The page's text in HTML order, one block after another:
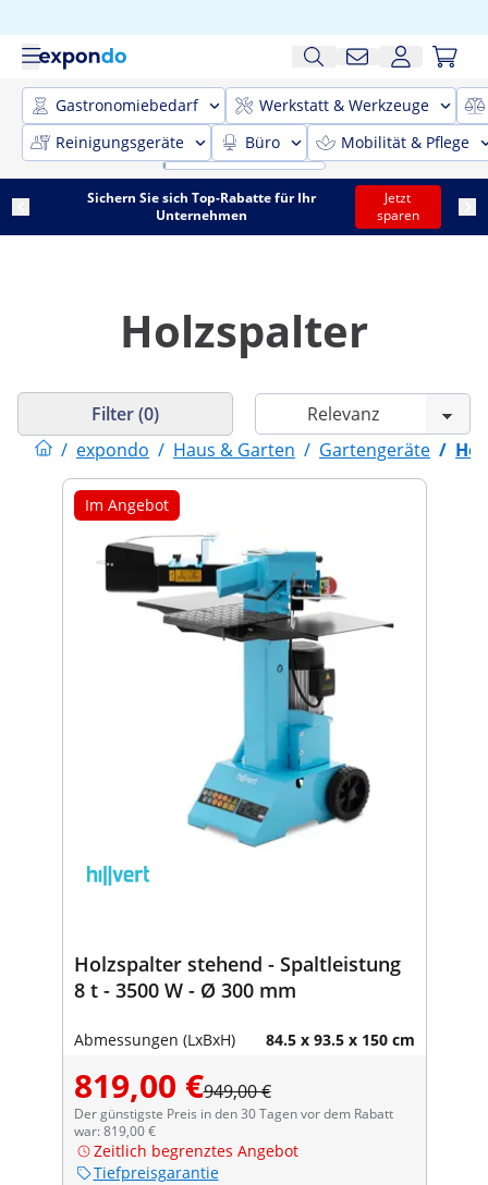
Gastronomiebedarf
Werkstatt & Werkzeuge
Reinigungsgeräte
Büro Mobilität & Pflege
Sichern Sie sich Top-Rabatte für Ihr
Unternehmen
Jetzt
sparen
Holzspalter
/ expondo / Haus & Garten / Gartengeräte /
Filter (0)
Im Angebot
Holzspalter stehend - Spaltleistung
8 t - 3500 W - Ø 300 mm
Abmessungen (LxBxH) 84.5 x 93.5 x 150 cm
819,00 €949,00 €
Der günstigste Preis in den 30 Tagen vor dem Rabatt
war: 819,00 €
Zeitlich begrenztes Angebot
Tiefpreisgarantie